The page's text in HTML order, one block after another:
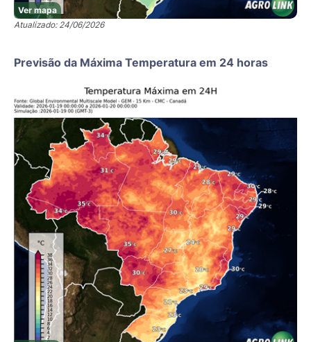
Ver mapa
Atualizado: 24/06/2026
Previsão da Máxima Temperatura em 24 horas